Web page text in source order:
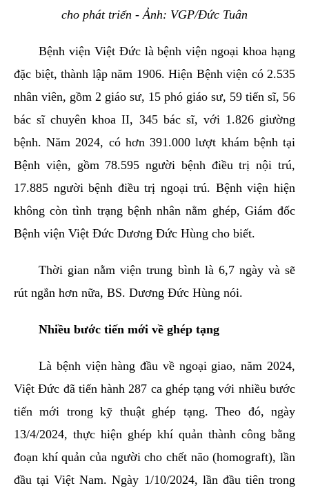
cho phát triển - Ảnh: VGP/Đức Tuân
Bệnh viện Việt Đức là bệnh viện ngoại khoa hạng
đặc biệt, thành lập năm 1906. Hiện Bệnh viện có 2.535
nhân viên, gồm 2 giáo sư, 15 phó giáo sư, 59 tiến sĩ, 56
bác sĩ chuyên khoa II, 345 bác sĩ, với 1.826 giường
bệnh. Năm 2024, có hơn 391.000 lượt khám bệnh tại
Bệnh viện, gồm 78.595 người bệnh điều trị nội trú,
17.885 người bệnh điều trị ngoại trú. Bệnh viện hiện
không còn tình trạng bệnh nhân nằm ghép, Giám đốc
Bệnh viện Việt Đức Dương Đức Hùng cho biết.
Thời gian nằm viện trung bình là 6,7 ngày và sẽ
rút ngắn hơn nữa, BS. Dương Đức Hùng nói.
Nhiều bước tiến mới về ghép tạng
Là bệnh viện hàng đầu về ngoại giao, năm 2024,
Việt Đức đã tiến hành 287 ca ghép tạng với nhiều bước
tiến mới trong kỹ thuật ghép tạng. Theo đó, ngày
13/4/2024, thực hiện ghép khí quản thành công bằng
đoạn khí quản của người cho chết não (homograft), lần
đầu tại Việt Nam. Ngày 1/10/2024, lần đầu tiên trong